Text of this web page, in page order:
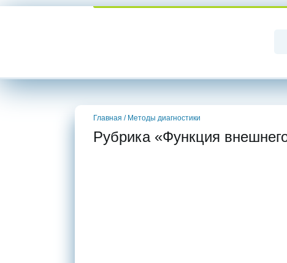
Главная / Методы диагностики
Рубрика «Функция